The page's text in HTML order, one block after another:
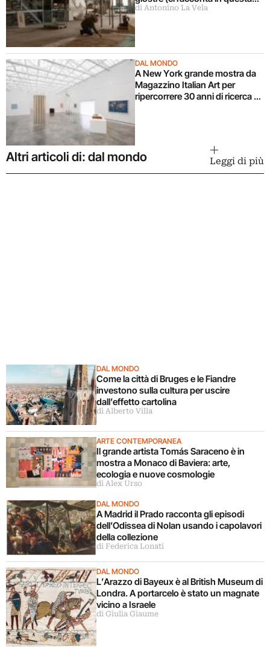
intervista)
di Antonino La Vela
DAL MONDO
A New York grande mostra da
Magazzino Italian Art per
ripercorrere 30 anni di ricerca di
Altri articoli di: dal mondo Leggi di più
DAL MONDO
Come la città di Bruges e le Fiandre
investono sulla cultura per uscire
dall’effetto cartolina
di Alberto Villa
ARTE CONTEMPORANEA
Il grande artista Tomás Saraceno è in
mostra a Monaco di Baviera: arte,
ecologia e nuove cosmologie
di Alex Urso
DAL MONDO
A Madrid il Prado racconta gli episodi
dell’Odissea di Nolan usando i capolavori
della collezione
di Federica Lonati
DAL MONDO
L’Arazzo di Bayeux è al British Museum di
Londra. A portarcelo è stato un magnate
vicino a Israele
di Giulia Giaume